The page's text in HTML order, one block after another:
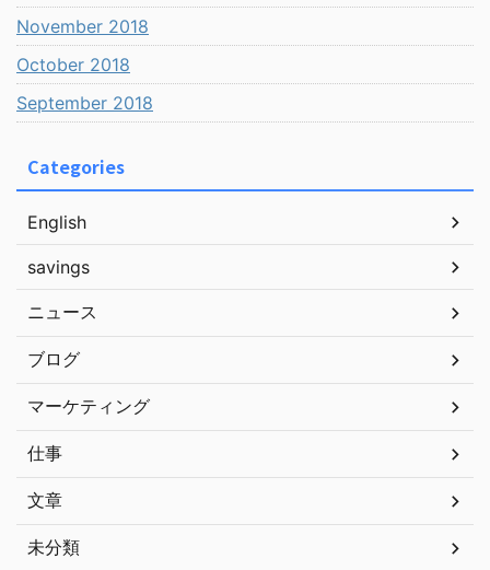
November 2018
October 2018
September 2018
Categories
English
savings
ニュース
ブログ
マーケティング
仕事
文章
未分類